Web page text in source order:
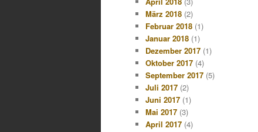
März 2018 (2)
Februar 2018 (1)
Januar 2018 (1)
Dezember 2017 (1)
Oktober 2017 (4)
September 2017 (5)
Juli 2017 (2)
Juni 2017 (1)
Mai 2017 (3)
April 2017 (4)